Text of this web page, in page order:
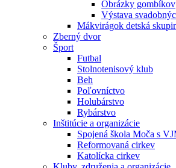
Obrázky gombíkov
Výstava
Mákvirágok detská
Zberný dvor
Šport
Futbal
Stolnotenisový klub
Beh
Poľovníctvo
Holubárstvo
Rybárstvo
Inštitúcie a organizácie
Spojená škola Moča s
Reformovaná cirkev
Katolícka cirkev